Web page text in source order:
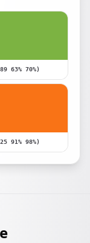
63% 70%)
91% 98%)